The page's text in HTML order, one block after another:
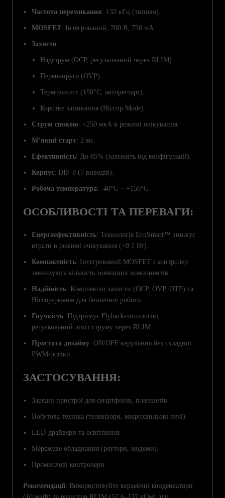
Частота перемикання: 132 кГц (типово).
MOSFET: Інтегрований, 700 В, 750 мА.
Захисти:
Надструм (OCP, регульований через RLIM).
Перенапруга (OVP).
Термозахист (150°C, авторестарт).
Коротке замикання (Hiccup Mode).
Струм спокою: <250 мкА в режимі очікування.
М’який старт: 2 мс.
Ефективність: До 85% (залежить від конфігурації).
Корпус: DIP-8 (7 виводів).
Робоча температура: -40°C ~ +150°C.
ОСОБЛИВОСТІ ТА ПЕРЕВАГИ:
Енергоефективність: Технологія EcoSmart™ знижує
втрати в режимі очікування (<0.1 Вт).
Компактність: Інтегрований MOSFET і контролер
зменшують кількість зовнішніх компонентів.
Надійність: Комплексні захисти (OCP, OVP, OTP) та
Hiccup-режим для безпечної роботи.
Гнучкість: Підтримує Flyback-топологію,
регульований ліміт струму через RLIM.
Простота дизайну: ON/OFF керування без складної
PWM-логіки.
ЗАСТОСУВАННЯ:
Зарядні пристрої для смартфонів, планшетів.
Побутова техніка (телевізори, мікрохвильові печі).
LED-драйвери та освітлення.
Мережеве обладнання (роутери, модеми).
Промислові контролери.
Рекомендації: Використовуйте керамічні конденсатори